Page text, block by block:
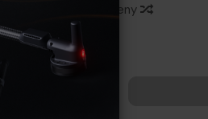
Historia ceny